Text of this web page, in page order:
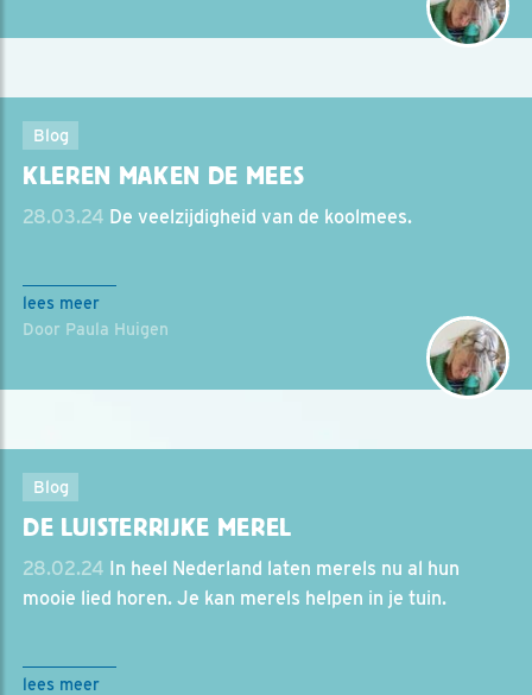
Blog
KLEREN MAKEN DE MEES
28.03.24 De veelzijdigheid van de koolmees.
lees meer
Door Paula Huigen
Blog
DE LUISTERRIJKE MEREL
28.02.24 In heel Nederland laten merels nu al hun
mooie lied horen. Je kan merels helpen in je tuin.
lees meer